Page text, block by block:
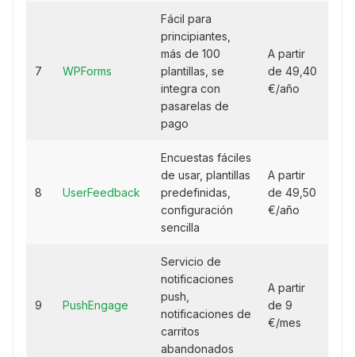
7 WPForms
Fácil para
principiantes,
más de 100
plantillas, se
integra con
pasarelas de
pago
A partir
de 49,40
€/año
8 UserFeedback
Encuestas fáciles
de usar, plantillas
predefinidas,
configuración
sencilla
A partir
de 49,50
€/año
9 PushEngage
Servicio de
notificaciones
push,
notificaciones de
carritos
abandonados
A partir
de 9
€/mes